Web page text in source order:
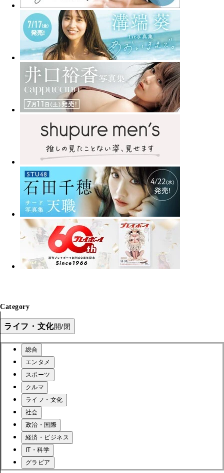
Category
ライフ・文化開/閉
総合
エンタメ
スポーツ
クルマ
ライフ・文化
社会
政治・国際
経済・ビジネス
IT・科学
グラビア